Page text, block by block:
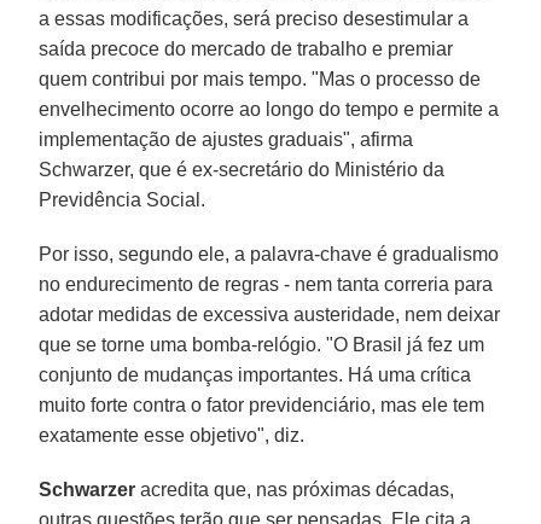
a essas modificações, será preciso desestimular a
saída precoce do mercado de trabalho e premiar
quem contribui por mais tempo. "Mas o processo de
envelhecimento ocorre ao longo do tempo e permite a
implementação de ajustes graduais", afirma
Schwarzer, que é ex-secretário do Ministério da
Previdência Social.
Por isso, segundo ele, a palavra-chave é gradualismo
no endurecimento de regras - nem tanta correria para
adotar medidas de excessiva austeridade, nem deixar
que se torne uma bomba-relógio. "O Brasil já fez um
conjunto de mudanças importantes. Há uma crítica
muito forte contra o fator previdenciário, mas ele tem
exatamente esse objetivo", diz.
Schwarzer acredita que, nas próximas décadas,
outras questões terão que ser pensadas. Ele cita a